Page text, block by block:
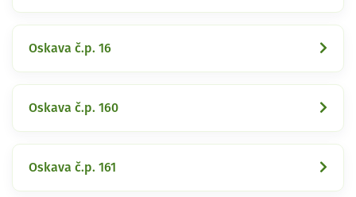
Oskava č.p. 16
Oskava č.p. 160
Oskava č.p. 161